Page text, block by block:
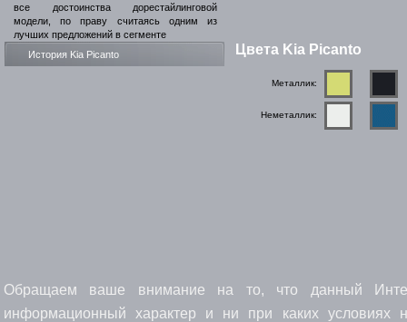
все достоинства дорестайлинговой
модели, по праву считаясь одним из
лучших предложений в сегменте
История Kia Picanto
Цвета Kia Picanto
Металлик:
Неметаллик:
Обращаем ваше внимание на то, что данный
информационный характер и ни при каких условиях